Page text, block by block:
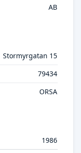
AB
Stormyrgatan 15
79434
ORSA
1986